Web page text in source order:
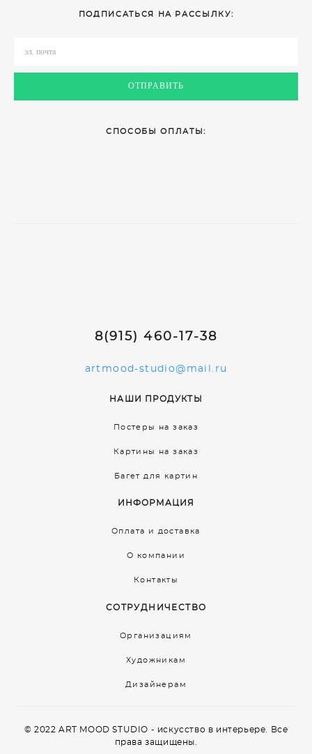
ПОДПИСАТЬСЯ НА РАССЫЛКУ:
ОТПРАВИТЬ
СПОСОБЫ ОПЛАТЫ:
8(915) 460-17-38
artmood-studio@mail.ru
НАШИ ПРОДУКТЫ
Постеры на заказ
Картины на заказ
Багет для картин
ИНФОРМАЦИЯ
Оплата и доставка
О компании
Контакты
СОТРУДНИЧЕСТВО
Организациям
Художникам
Дизайнерам
© 2022 ART MOOD STUDIO - искусство в интерьере. Все
права защищены.